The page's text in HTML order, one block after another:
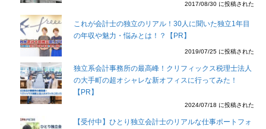
2017/08/30 に投稿された
これが会計士の独立のリアル！30人に聞いた独立1年目
の年収や魅力・悩みとは！？【PR】
2019/07/25 に投稿された
独立系会計事務所の最高峰！クリフィックス税理士法人
の大手町の超オシャレな新オフィスに行ってみた！
【PR】
2024/07/18 に投稿された
【受付中】ひとり独立会計士のリアルな仕事ポートフォ